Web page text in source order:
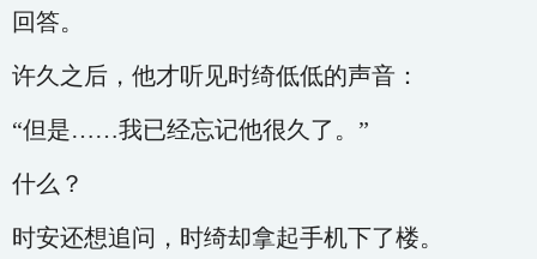
回答。
许久之后，他才听见时绮低低的声音：
“但是……我已经忘记他很久了。”
什么？
时安还想追问，时绮却拿起手机下了楼。